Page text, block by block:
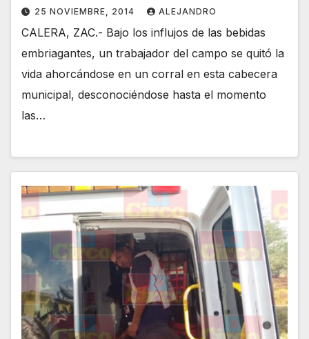
25 NOVIEMBRE, 2014 ALEJANDRO
CALERA, ZAC.- Bajo los influjos de las bebidas
embriagantes, un trabajador del campo se quitó la
vida ahorcándose en un corral en esta cabecera
municipal, desconociéndose hasta el momento
las…